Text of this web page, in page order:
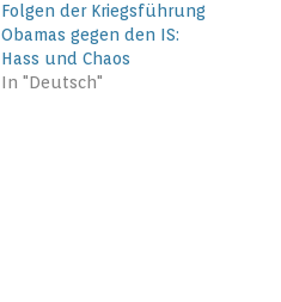
Folgen der Kriegsführung
Obamas gegen den IS:
Hass und Chaos
In "Deutsch"